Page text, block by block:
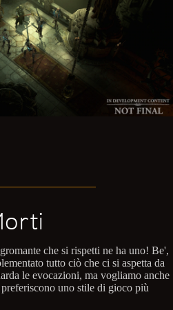
che si rispetti ne ha uno! Be',
tutto ciò che ci si aspetta da
le evocazioni, ma vogliamo anche
uno stile di gioco più